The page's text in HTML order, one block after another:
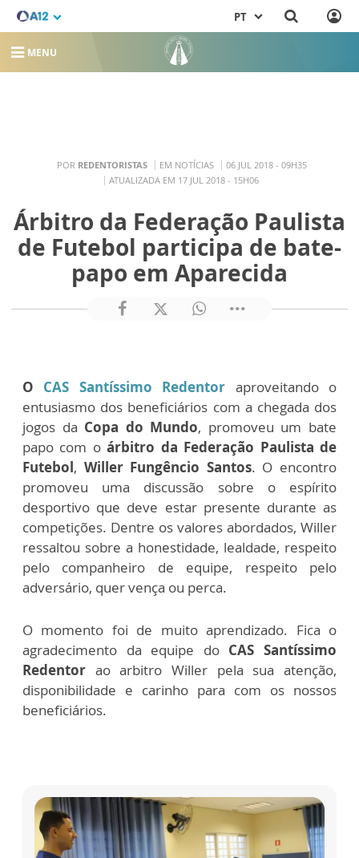
PT
MENU
POR REDENTORISTAS EM NOTÍCIAS
06 JUL 2018 - 09H35
ATUALIZADA EM 17 JUL 2018 - 15H06
Árbitro da Federação Paulista
de Futebol participa de bate-
papo em Aparecida
O CAS Santíssimo Redentor aproveitando o
entusiasmo dos beneficiários com a chegada dos
jogos da Copa do Mundo, promoveu um bate
papo com oárbitro da Federação Paulista de
Futebol, Willer Fungêncio Santos. O encontro
promoveu uma discussão sobre o espírito
desportivo que deve estar presente durante as
competições. Dentre os valores abordados, Willer
ressaltou sobre a honestidade, lealdade, respeito
pelo companheiro de equipe, respeito pelo
adversário, quer vença ou perca.
O momento foi de muito aprendizado. Fica o
agradecimento da equipe do CAS Santíssimo
Redentor ao arbitro Willer pela sua atenção,
disponibilidade e carinho para com os nossos
beneficiários.